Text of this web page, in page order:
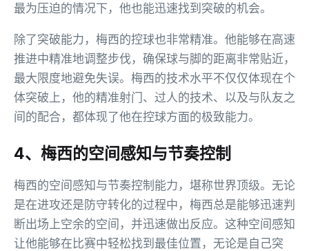
最为压迫的情况下，他也能迅速找到突破的机会。
除了突破能力，梅西的控球也非常精准。他能够在高速
推进中精准地调整步伐，确保球与脚的距离非常贴近，
最大限度地避免失误。梅西的技术水平不仅仅体现在个
体突破上，他的精准射门、过人的技术、以及与队友之
间的配合，都体现了他在控球方面的极致能力。
4、梅西的空间感知与节奏控制
梅西的空间感知与节奏控制能力，堪称世界顶级。无论
是在进攻还是防守转化的过程中，梅西总是能够迅速判
断出场上空余的空间，并迅速做出反应。这种空间感知
让他能够在比赛中轻松找到最佳位置，无论是自己突